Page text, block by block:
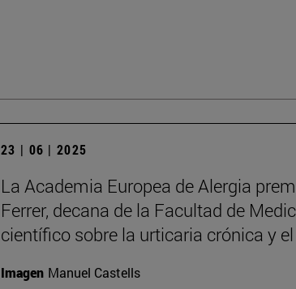
23 | 06 | 2025
La Academia Europea de Alergia
Ferrer, decana de la Facultad de
científico sobre la urticaria crónica y
Imagen Manuel Castells